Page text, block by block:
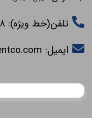
تلفن(خط ویژه): 33983698-021
ایمیل: